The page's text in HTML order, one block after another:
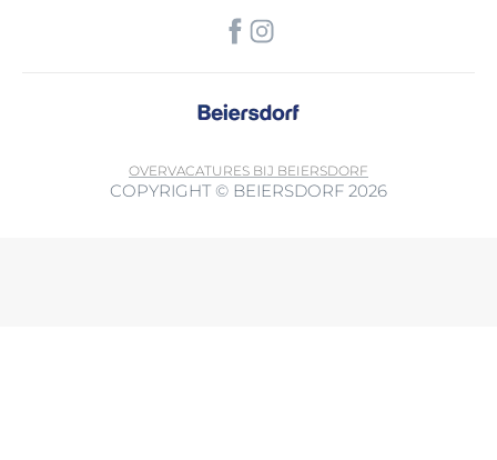
OVERVACATURES BIJ BEIERSDORF
COPYRIGHT © BEIERSDORF 2026